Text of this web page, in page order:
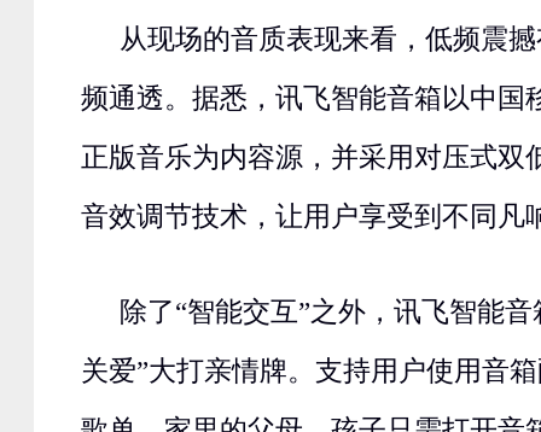
从现场的音质表现来看，低频震
频通透。据悉，讯飞智能音箱以中国
正版音乐为内容源，并采用对压式双
音效调节技术，让用户享受到不同凡
除了“智能交互”之外，讯飞智能
关爱”大打亲情牌。支持用户使用音